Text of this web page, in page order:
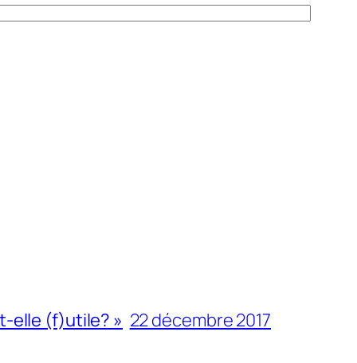
elle (f)utile? » 22 décembre 2017